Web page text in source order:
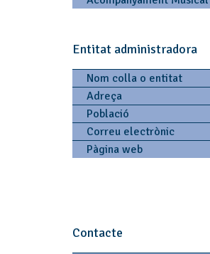
Entitat administradora
Nom colla o entitat
Adreça
Població
Correu electrònic
Pàgina web
Contacte